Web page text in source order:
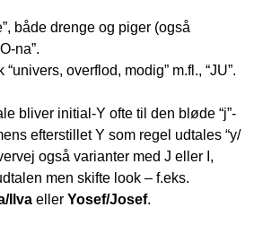
både drenge og piger (også
na”.
overflod, modig” m.fl., “JU”.
bliver initial-Y ofte til den bløde “j”-
efterstillet Y som regel udtales “y/
også varianter med J eller I,
men skifte look – f.eks.
Ilva eller Yosef/Josef.